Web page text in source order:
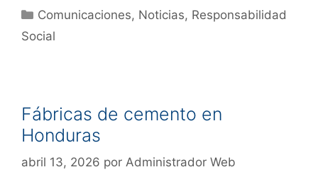
Comunicaciones, Noticias, Responsabilidad
Social
Fábricas de cemento en
Honduras
abril 13, 2026 por Administrador Web